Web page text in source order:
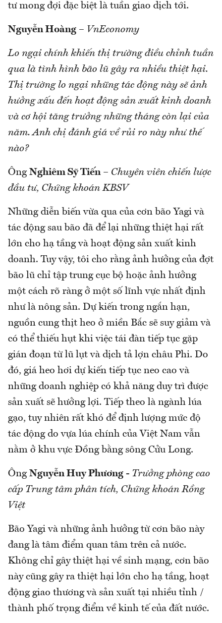
tư mong đợi đặc biệt là tuần giao dịch tới.
Nguyễn Hoàng – VnEconomy
Lo ngại chính khiến thị trường điều chỉnh tuần
qua là tình hình bão lũ gây ra nhiều thiệt hại.
Thị trường lo ngại những tác động này sẽ ảnh
hưởng xấu đến hoạt động sản xuất kinh doanh
và cơ hội tăng trưởng những tháng còn lại của
năm. Anh chị đánh giá về rủi ro này như thế
nào?
Ông Nghiêm Sỹ Tiến– Chuyên viên chiến lược
đầu tư, Chứng khoán KBSV
Những diễn biến vừa qua của cơn bão Yagi và
tác động sau bão đã để lại những thiệt hại rất
lớn cho hạ tầng và hoạt động sản xuất kinh
doanh. Tuy vậy, tôi cho rằng ảnh hưởng của đợt
bão lũ chỉ tập trung cục bộ hoặc ảnh hưởng
một cách rõ ràng ở một số lĩnh vực nhất định
như là nông sản. Dự kiến trong ngắn hạn,
nguồn cung thịt heo ở miền Bắc sẽ suy giảm và
có thể thiếu hụt khi việc tái đàn tiếp tục gặp
gián đoạn từ lũ lụt và dịch tả lợn châu Phi. Do
đó, giá heo hơi dự kiến tiếp tục neo cao và
những doanh nghiệp có khả năng duy trì được
sản xuất sẽ hưởng lợi. Tiếp theo là ngành lúa
gạo, tuy nhiên rất khó để định lượng mức độ
tác động do vựa lúa chính của Việt Nam vẫn
nằm ở khu vực Đồng bằng sông Cửu Long.
Ông Nguyễn Huy Phương - Trưởng phòng cao
cấp Trung tâm phân tích, Chứng khoán Rồng
Việt
Bão Yagi và những ảnh hưởng từ cơn bão này
đang là tâm điểm quan tâm trên cả nước.
Không chỉ gây thiệt hại về sinh mạng, cơn bão
này cũng gây ra thiệt hại lớn cho hạ tầng, hoạt
động giao thương và sản xuất tại nhiều tỉnh /
thành phố trọng điểm về kinh tế của đất nước.